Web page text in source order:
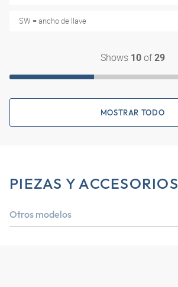
SW = ancho de llave
Shows 10of29
MOSTRAR TODO
PIEZAS Y ACCESORIOS
Otros modelos